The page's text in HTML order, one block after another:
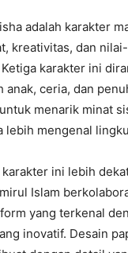
adalah karakter
kreativitas, dan
Ketiga karakter ini
anak, ceria, dan
menarik minat
lebih mengenal
ini lebih
Islam
yang terkenal
inovatif. Desain